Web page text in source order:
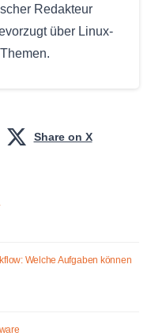
Redakteur
über Linux-
Share on X
Welche Aufgaben können